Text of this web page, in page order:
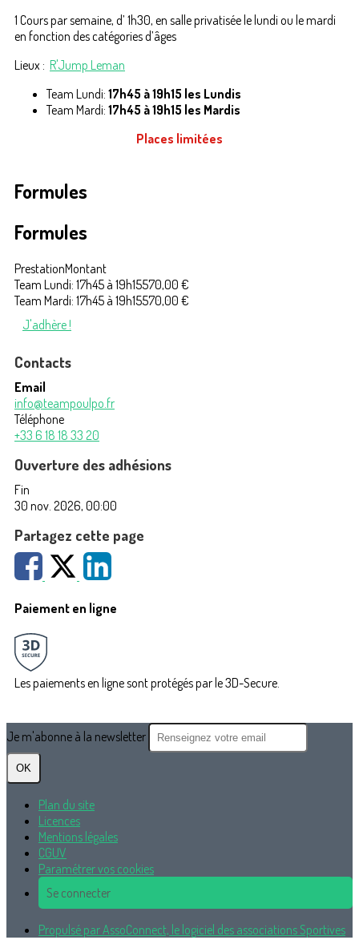
1 Cours par semaine, d’ 1h30, en salle privatisée le lundi ou le mardi
en fonction des catégories d’âges
Lieux : R'Jump Leman
Team Lundi: 17h45 à 19h15 les Lundis
Team Mardi: 17h45 à 19h15 les Mardis
Places limitées
Formules
Formules
PrestationMontant
Team Lundi: 17h45 à 19h15570,00 €
Team Mardi: 17h45 à 19h15570,00 €
J'adhère !
Contacts
Email
info@teampoulpo.fr
Téléphone
+33 6 18 18 33 20
Ouverture des adhésions
Fin
30 nov. 2026, 00:00
Partagez cette page
Paiement en ligne
Les paiements en ligne sont protégés par le 3D-Secure.
Je m'abonne à la newsletter
OK
Plan du site
Licences
Mentions légales
CGUV
Paramétrer vos cookies
Se connecter
Propulsé par AssoConnect, le logiciel des associations Sportives